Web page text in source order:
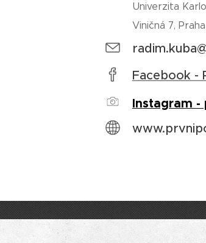
Univerzita
Viničná 7,
Facebook -
Instagram